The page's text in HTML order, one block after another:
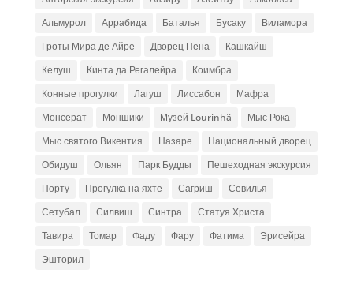
Альмурол
Аррабида Баталья Бусаку
Виламора
Гроты Мира де Айре
Дворец Пена
Кашкайш
Келуш
Кинта да Регалейра
Коимбра
Конные прогулки
Лагуш Лиссабон
Мафра
Монсерат
Моншики Музей Lourinhã
Мыс Рока
Мыс святого Викентия
Назаре
Национальный дворец
Обидуш
Ольян Парк Будды
Пешеходная экскурсия
Порту
Прогулка на яхте Сагриш
Севилья
Сетубал
Силвиш Синтра
Статуя Христа
Тавира
Томар Фаду Фару Фатима
Эрисейра
Эшторил